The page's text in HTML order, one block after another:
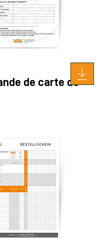
de carte de